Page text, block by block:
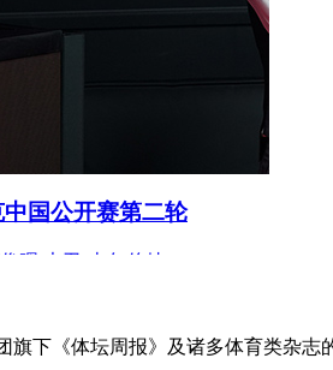
旗下《体坛周报》及诸多体育类杂